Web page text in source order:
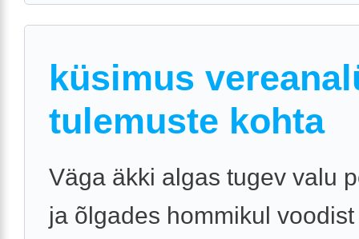
küsimus
tulemuste kohta
Väga äkki algas tugev valu
ja õlgades hommikul